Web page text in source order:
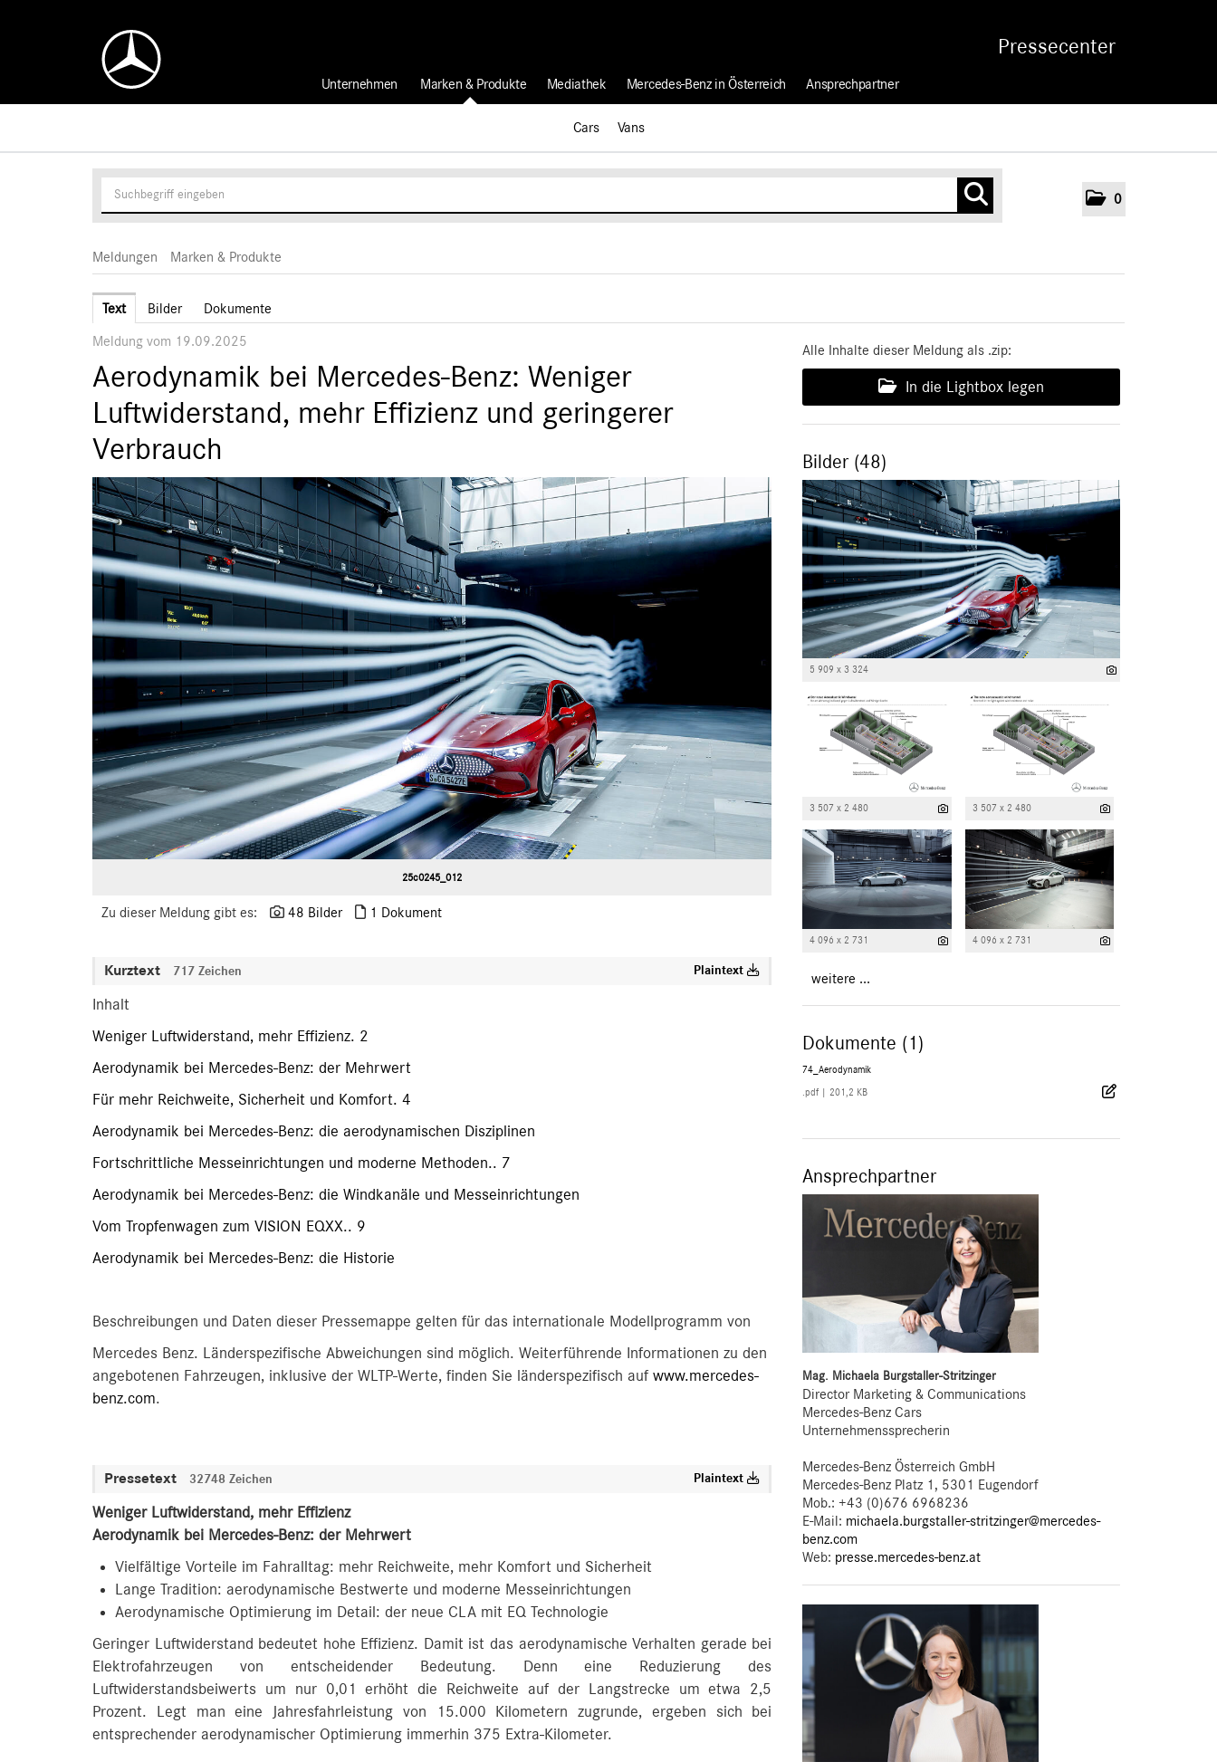
Pressecenter
0
Unternehmen Marken & Produkte
Cars Vans
Mediathek Mercedes-Benz in Österreich Ansprechpartner
Meldungen Marken & Produkte
Text Bilder Dokumente
Meldung vom 19.09.2025
Aerodynamik bei Mercedes-Benz: Weniger
Luftwiderstand, mehr Effizienz und geringerer
Verbrauch
25c0245_012
Zu dieser Meldung gibt es: 48 Bilder 1 Dokument
Kurztext 717 Zeichen Plaintext
Inhalt
Weniger Luftwiderstand, mehr Effizienz. 2
Aerodynamik bei Mercedes-Benz: der Mehrwert
Für mehr Reichweite, Sicherheit und Komfort. 4
Aerodynamik bei Mercedes-Benz: die aerodynamischen Disziplinen
Fortschrittliche Messeinrichtungen und moderne Methoden.. 7
Aerodynamik bei Mercedes-Benz: die Windkanäle und Messeinrichtungen
Vom Tropfenwagen zum VISION EQXX.. 9
Aerodynamik bei Mercedes-Benz: die Historie
Beschreibungen und Daten dieser Pressemappe gelten für das internationale Modellprogramm von
Mercedes Benz. Länderspezifische Abweichungen sind möglich. Weiterführende Informationen zu den
angebotenen Fahrzeugen, inklusive der WLTP-Werte, finden Sie länderspezifisch auf www.mercedes-
benz.com.
Pressetext 32748 Zeichen Plaintext
Weniger Luftwiderstand, mehr Effizienz
Aerodynamik bei Mercedes-Benz: der Mehrwert
Vielfältige Vorteile im Fahralltag: mehr Reichweite, mehr Komfort und Sicherheit
Lange Tradition: aerodynamische Bestwerte und moderne Messeinrichtungen
Aerodynamische Optimierung im Detail: der neue CLA mit EQ Technologie
Geringer Luftwiderstand bedeutet hohe Effizienz. Damit ist das aerodynamische Verhalten gerade bei
Elektrofahrzeugen von entscheidender Bedeutung. Denn eine Reduzierung des
Luftwiderstandsbeiwerts um nur 0,01 erhöht die Reichweite auf der Langstrecke um etwa 2,5
Prozent. Legt man eine Jahresfahrleistung von 15.000 Kilometern zugrunde, ergeben sich bei
entsprechender aerodynamischer Optimierung immerhin 375 Extra-Kilometer.
Alle Inhalte dieser Meldung als .zip:
In die Lightbox legen
Bilder (48)
5 909 x 3 324
3 507 x 2 480 3 507 x 2 480
4 096 x 2 731 4 096 x 2 731
weitere ...
Dokumente (1)
74_Aerodynamik
.pdf 201,2 KB
Ansprechpartner
Mag. Michaela Burgstaller-Stritzinger
Director Marketing & Communications
Mercedes-Benz Cars
Unternehmenssprecherin
Mercedes-Benz Österreich GmbH
Mercedes-Benz Platz 1, 5301 Eugendorf
Mob.:+43 (0)676 6968236
E-Mail: michaela.burgstaller-stritzinger@mercedes-
benz.com
Web: presse.mercedes-benz.at